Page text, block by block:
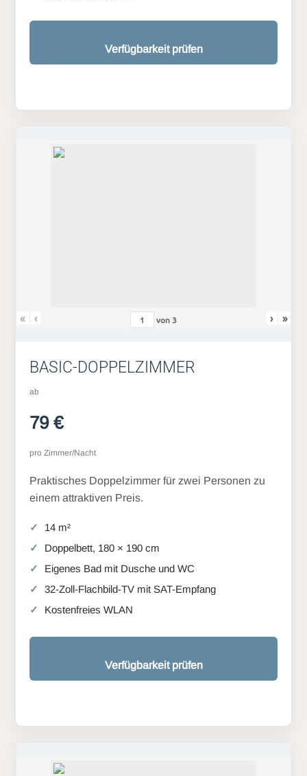
Verfügbarkeit prüfen
« ‹ von3 › »
BASIC-DOPPELZIMMER
ab
79 €
pro Zimmer/Nacht
Praktisches Doppelzimmer für zwei Personen zu
einem attraktiven Preis.
14 m²
Doppelbett, 180 × 190 cm
Eigenes Bad mit Dusche und WC
32-Zoll-Flachbild-TV mit SAT-Empfang
Kostenfreies WLAN
Verfügbarkeit prüfen